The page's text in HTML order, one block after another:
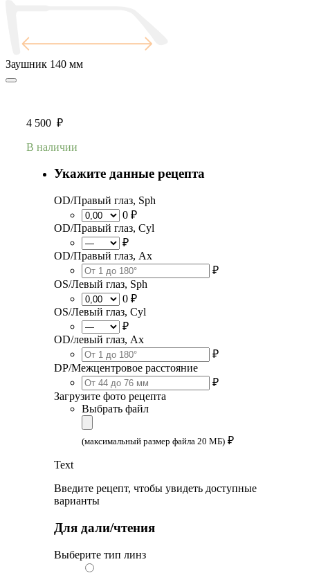
Заушник 140 мм
4 500 ₽
В наличии
Укажите данные рецепта
OD/Правый глаз, Sph
0 ₽
OD/Правый глаз, Cyl
₽
OD/Правый глаз, Ax
₽
OS/Левый глаз, Sph
0 ₽
OS/Левый глаз, Cyl
₽
OD/левый глаз, Ax
₽
DP/Межцентровое расстояние
₽
Загрузите фото рецепта
Выбрать файл
(максимальный размер файла 20 МБ) ₽
Text
Введите рецепт, чтобы увидеть доступные
варианты
Для дали/чтения
Выберите тип линз